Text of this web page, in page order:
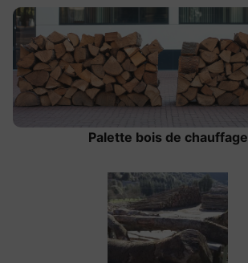
Palette bois de chauffage